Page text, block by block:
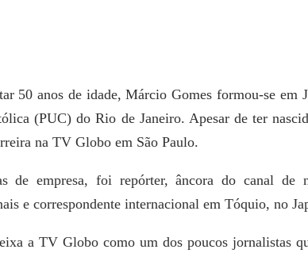
50 anos de idade, Márcio Gomes formou-se
(PUC) do Rio de Janeiro. Apesar de ter
na TV Globo em São Paulo.
de empresa, foi repórter, âncora do canal de
e correspondente internacional em Tóquio, no
a TV Globo como um dos poucos jornalistas